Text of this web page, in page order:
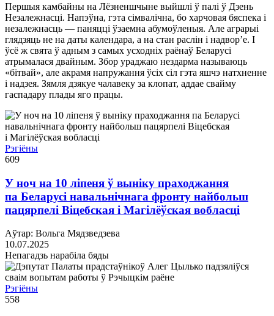
Першыя камбайны на Лёзненшчыне выйшлі ў палі ў Дзень
Незалежнасці. Напэўна, гэта сімвалічна, бо харчовая бяспека і
незалежнасць — паняцці ўзаемна абумоўленыя. Але аграрыі
глядзяць не на даты календара, а на стан раслін і надвор’е. І
ўсё ж свята ў адным з самых усходніх раёнаў Беларусі
атрымалася двайным. Збор ураджаю нездарма называюць
«бітвай», але акрамя напружання ўсіх сіл гэта яшчэ натхненне
і надзея. Зямля дзякуе чалавеку за клопат, аддае свайму
гаспадару плады яго працы.
Рэгіёны
609
У ноч на 10 ліпеня ў выніку праходжання
па Беларусі навальнічнага фронту найбольш
пацярпелі Віцебская і Магілёўская вобласці
Аўтар: Вольга Мядзведзева
10.07.2025
Непагадзь нарабіла бяды
Рэгіёны
558